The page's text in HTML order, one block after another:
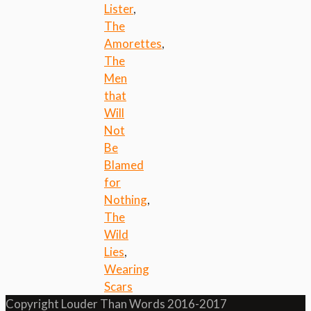
Lister,
The
Amorettes,
The
Men
that
Will
Not
Be
Blamed
for
Nothing,
The
Wild
Lies,
Wearing
Scars
Copyright Louder Than Words 2016-2017